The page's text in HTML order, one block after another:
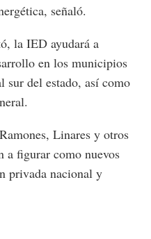
señaló.
la IED ayudará a
en los municipios
sur del estado, así como
Linares y otros
a figurar como nuevos
privada nacional y